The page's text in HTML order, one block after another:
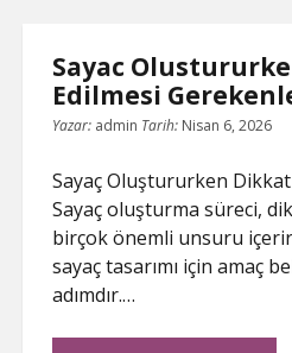
Pvp
Sayac
Edilmesi
Yazar: admin Tarih: Nisan 6, 2026
Sayaç Oluştururken
Sayaç oluşturma süreci,
birçok önemli unsuru
sayaç tasarımı için amaç
adımdır.…